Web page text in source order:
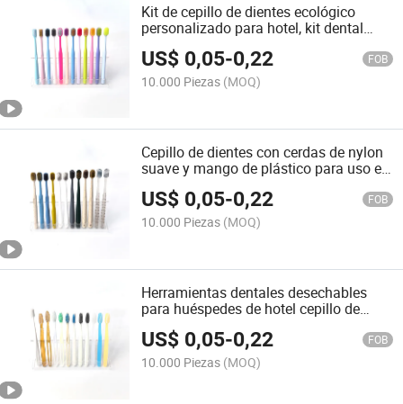
Kit de cepillo de dientes ecológico
personalizado para hotel, kit dental
económico
US$ 0,05-0,22 FOB
10.000 Piezas (MOQ)
Cepillo de dientes con cerdas de nylon
suave y mango de plástico para uso en
casa y hotel
US$ 0,05-0,22 FOB
10.000 Piezas (MOQ)
Herramientas dentales desechables
para huéspedes de hotel cepillo de
dientes portátil de viaje nylon medio
embalaje independiente plástico al por
mayor
US$ 0,05-0,22 FOB
10.000 Piezas (MOQ)